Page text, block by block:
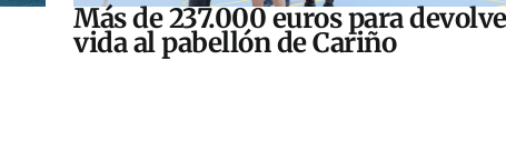
Más de 237.000 euros para
vida al pabellón de Cariño